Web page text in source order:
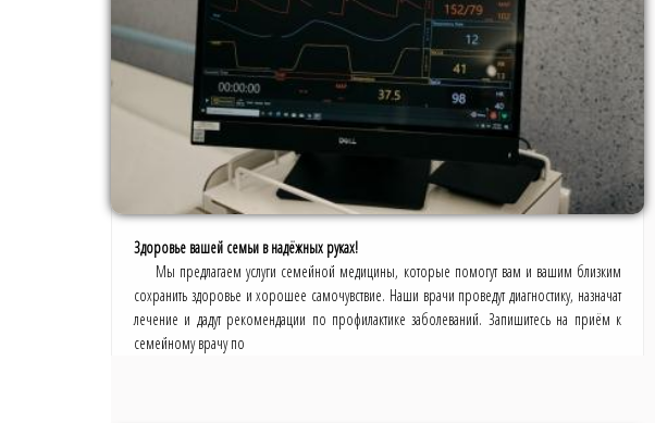
Здоровье вашей семьи в надёжных руках!
Мы предлагаем услуги семейной медицины, которые помогут вам и вашим близким
сохранить здоровье и хорошее самочувствие. Наши врачи проведут диагностику, назначат
лечение и дадут рекомендации по профилактике заболеваний. Запишитесь на приём к
семейному врачу по